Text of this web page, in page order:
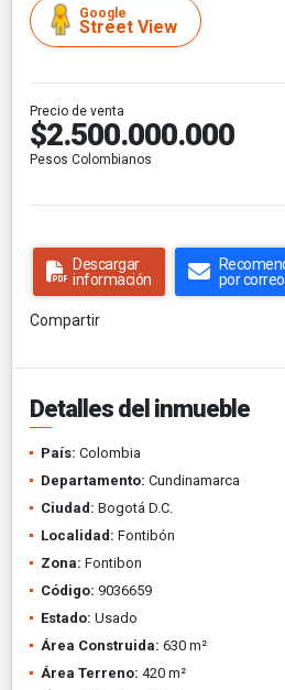
Google
Street View
Precio de venta
$2.500.000.000
Pesos Colombianos
Descargar
información
por
Compartir
Detalles del inmueble
País: Colombia
Departamento: Cundinamarca
Ciudad: Bogotá D.C.
Localidad: Fontibón
Zona: Fontibon
Código: 9036659
Estado: Usado
Área Construida: 630 m²
Área Terreno: 420 m²